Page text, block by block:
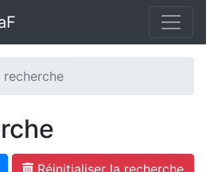
recherche
Réinitialiser la recherche